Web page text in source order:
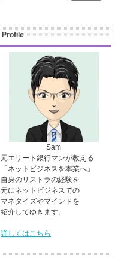
Profile
Sam
元エリート銀行マンが教える
「ネットビジネスを本業へ」
自身のリストラの経験を
元にネットビジネスでの
マネタイズやマインドを
紹介してゆきます。
詳しくはこちら